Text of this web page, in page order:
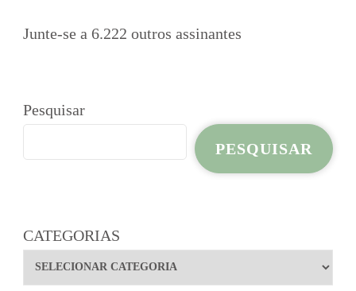
Junte-se a 6.222 outros assinantes
Pesquisar
PESQUISAR
CATEGORIAS